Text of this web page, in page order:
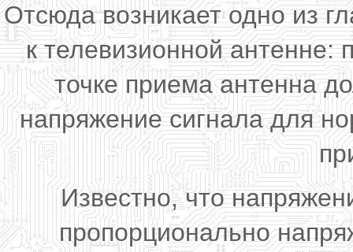
Отсюда возникает одно из
к телевизионной антенне:
точке приема антенна
напряжение сигнала для
Известно, что
пропорционально